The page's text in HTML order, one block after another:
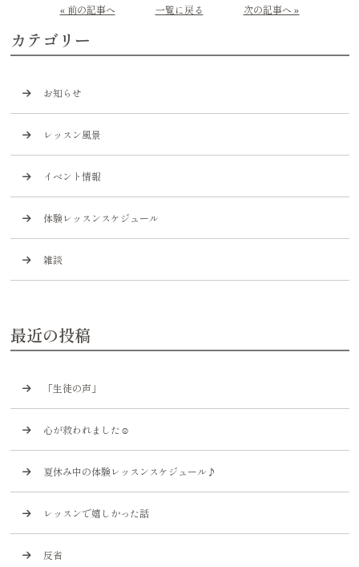
« 前の記事へ 一覧に戻る 次の記事へ »
カテゴリー
お知らせ
レッスン風景
イベント情報
体験レッスンスケジュール
雑談
最近の投稿
「生徒の声」
心が救われました☺️
夏休み中の体験レッスンスケジュール♪
レッスンで嬉しかった話
反省